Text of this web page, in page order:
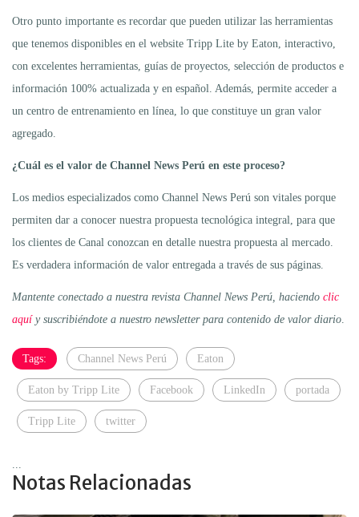
Otro punto importante es recordar que pueden utilizar las herramientas
que tenemos disponibles en el website Tripp Lite by Eaton, interactivo,
con excelentes herramientas, guías de proyectos, selección de productos e
información 100% actualizada y en español. Además, permite acceder a
un centro de entrenamiento en línea, lo que constituye un gran valor
agregado.
¿Cuál es el valor de Channel News Perú en este proceso?
Los medios especializados como Channel News Perú son vitales porque
permiten dar a conocer nuestra propuesta tecnológica integral, para que
los clientes de Canal conozcan en detalle nuestra propuesta al mercado.
Es verdadera información de valor entregada a través de sus páginas.
Mantente conectado a nuestra revista Channel News Perú, haciendo clic
aquíy suscribiéndote a nuestro newsletter para contenido de valor diario
Tags: Channel News Perú Eaton
Eaton by Tripp Lite Facebook LinkedIn portada
Tripp Lite twitter
Notas Relacionadas